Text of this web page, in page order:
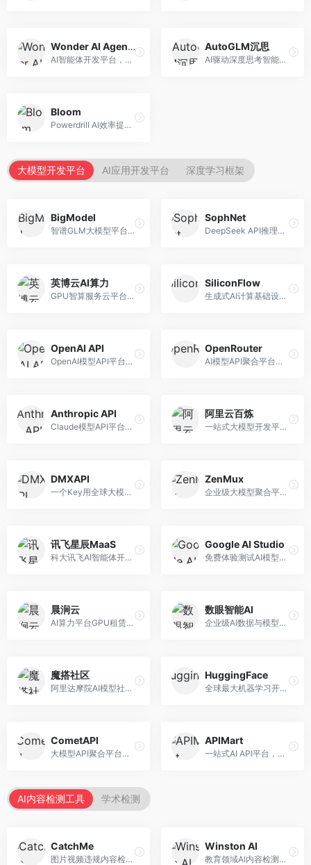
Wonder AI Agents
AI智能体开发平台，专注于低代码智能体创建。面向开发者，提供可视化开发、模板库、部署服务等功能，开发门槛低。
AutoGLM沉思
AI驱动深度思考智能体，专注于复杂推理任务。面向高级用户，提供深度分析、逻辑推理、决策支持等服务，推理能力强。
Bloom
Powerdrill AI效率提升平台，专注于企业智能化。面向企业用户，提供智能体创建、流程自动化、数据分析等服务，企业效率提升显著。
大模型开发平台 AI应用开发平台 深度学习框架
BigModel
智谱GLM大模型平台，提供API调用与模型服务。面向开发者和企业用户，提供GLM系列模型API、微调服务、应用开发工具等，开源生态完善。
SophNet
DeepSeek API推理平台，专注于DeepSeek模型服务。面向开发者，提供DeepSeek模型API、高性能推理、低成本服务，推理效率高。
英博云AI算力
GPU智算服务云平台，专注于AI算力租赁。面向AI研究者和企业，提供GPU租赁、模型训练、推理服务等，算力资源丰富。
SiliconFlow
生成式AI计算基础设施平台，专注于模型推理服务。面向开发者和企业，提供多模型API、高性能推理、成本优化等服务，推理性价比高。
OpenAI API
OpenAI模型API平台，提供GPT系列模型服务。面向开发者，提供模型API、微调服务、Assistants API等，是AI开发领域的基础设施。
OpenRouter
AI模型API聚合平台，整合多种主流大模型。面向开发者，提供统一API接口、模型对比、成本优化等服务，模型选择灵活。
Anthropic API
Claude模型API平台，专注于安全可靠的AI服务。面向开发者，提供Claude系列模型API、安全特性、企业级服务等，API质量高。
阿里云百炼
一站式大模型开发平台，深度整合阿里云服务。面向企业开发者和AI团队，提供模型训练、微调、部署、应用开发等全流程服务，企业级功能完善。
DMXAPI
一个Key用全球大模型的聚合平台。面向开发者，提供多模型统一API、简化接入、成本控制等服务，接入便捷。
ZenMux
企业级大模型聚合平台，专注于企业AI服务。面向企业用户，提供多模型管理、安全合规、成本优化等服务，企业级功能完善。
讯飞星辰MaaS
科大讯飞AI智能体开发平台，专注于企业级模型服务。面向企业用户，提供模型调用、智能体创建、行业解决方案等服务，中文能力突出。
Google AI Studio
免费体验测试AI模型的平台，深度整合Google生态。面向开发者和研究者，提供Gemini模型体验、API密钥管理、提示词测试等服务，免费使用。
晨涧云
AI算力平台GPU租赁服务，专注于弹性算力。面向开发者和研究者，提供GPU租赁、弹性调度、成本优化等服务，算力灵活。
数眼智能AI
企业级AI数据与模型服务平台，专注于数据驱动AI。面向企业用户，提供数据管理、模型训练、部署服务等，数据治理能力强。
魔搭社区
阿里达摩院AI模型社区，专注于中文AI生态。面向中文开发者，提供开源模型、数据集、开发工具等资源，中文模型丰富。
HuggingFace
全球最大机器学习开源社区，整合模型库与开发工具。面向AI研究者和开发者，提供开源模型、数据集、开发工具等资源，开源生态最完善。
CometAPI
大模型API聚合平台，整合多种AI模型服务。面向开发者，提供统一接口、模型切换、监控分析等服务，API管理便捷。
APIMart
一站式AI API平台，整合多种AI服务。面向开发者，提供模型API、图像处理、语音识别等服务，API种类丰富。
AI内容检测工具 学术检测
CatchMe
图片视频违规内容检测平台，专注于视觉内容安全。面向内容平台，提供图片审核、视频审核、直播监控等服务，视觉检测专业。
Winston AI
教育领域AI内容检测平台，专注于学术诚信。面向教育机构，提供AI内容检测、抄袭检测、报告生成等服务，教育适配性强。